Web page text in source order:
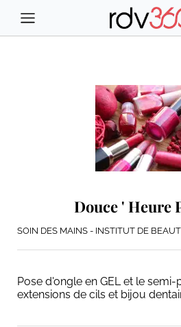
Douce ' Heure
SOIN DES MAINS - INSTITUT DE
Pose d'ongle en GEL et le
extensions de cils et bijou